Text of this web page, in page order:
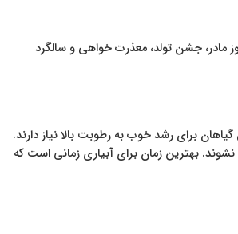
مادر، جشن تولد، معذرت خواهی و سالگرد
برای رشد خوب به رطوبت بالا نیاز دارند.
بهترین زمان برای آبیاری زمانی است که